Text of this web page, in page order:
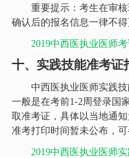
重要提示：考生在审
确认后的报名信息一律不得
2019中西医执业医师
十、实践技能准考证
中西医执业医师实践
一般是在考前1-2周登录国
取准考证，具体以当地通
准考打印时间暂未公布，可
2019中西医执业医师